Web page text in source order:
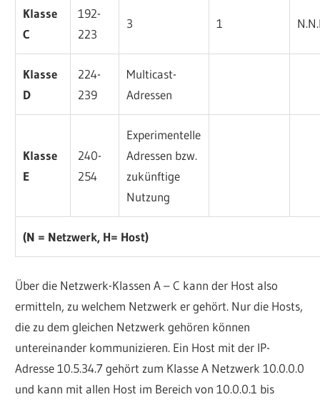
Klasse
C
192-
223
3 1
Klasse
D
224-
239
Multicast-
Adressen
Klasse
E
240-
254
Experimentelle
Adressen bzw.
zukünftige
Nutzung
(N = Netzwerk, H= Host)
Über die Netzwerk-Klassen A – C kann der Host also
ermitteln, zu welchem Netzwerk er gehört. Nur die Hosts,
die zu dem gleichen Netzwerk gehören können
untereinander kommunizieren. Ein Host mit der IP-
Adresse 10.5.34.7 gehört zum Klasse A Netzwerk 10.0.0.0
und kann mit allen Host im Bereich von 10.0.0.1 bis